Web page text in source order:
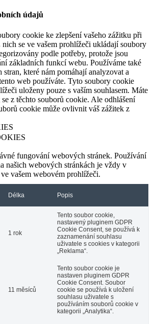
údajů
cookie ke zlepšení vašeho zážitku při
se ve vašem prohlížeči ukládají soubory
podle potřeby, protože jsou
základních funkcí webu. Používáme také
které nám pomáhají analyzovat a
web používáte. Tyto soubory cookie
uloženy pouze s vaším souhlasem. Máte
z těchto souborů cookie. Ale odhlášení
cookie může ovlivnit váš zážitek z
fungování webových stránek. Používání
našich webových stránkách je vždy v
vašem webovém prohlížeči.
Délka Popis
1 rok
Tento soubor cookie,
nastavený pluginem GDPR
Cookie Consent, se používá k
zaznamenání souhlasu
uživatele s cookies v kategorii
„Reklama“.
11 měsíců
Tento soubor cookie je
nastaven pluginem GDPR
Cookie Consent. Soubor
cookie se používá k uložení
souhlasu uživatele s
používáním souborů cookie v
kategorii „Analytika“.